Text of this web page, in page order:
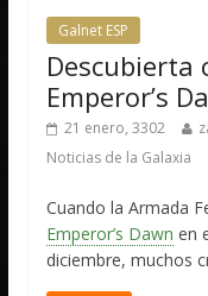
Galnet ESP
Descubierta
Emperor’s
21 enero, 3302
Noticias de la Galaxia
Cuando la Armada
Emperor’s Dawn en
diciembre, muchos